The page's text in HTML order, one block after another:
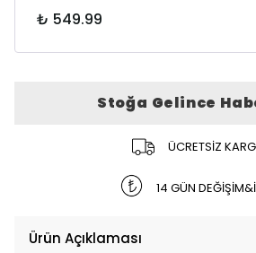
₺ 549.99
Stoğa Gelince
ÜCRETSİZ
14 GÜN
Ürün Açıklaması